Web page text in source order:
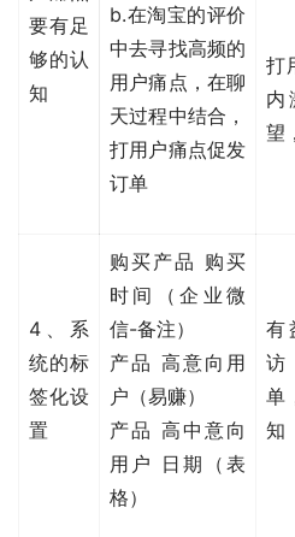
要有足
够的认
知
b.在淘宝的评价
中去寻找高频的
用户痛点，在聊
天过程中结合，
打用户痛点促发
订单
打
内
望
4、系
统的标
签化设
置
购买产品 购买
时间（企业微
信-备注）
产品 高意向用
户（易赚）
产品 高中意向
用户 日期（表
格）
有
访
单
知